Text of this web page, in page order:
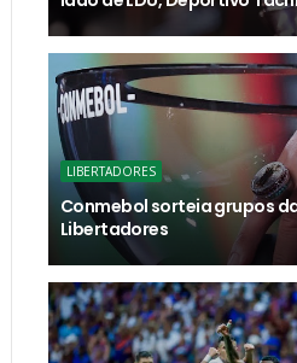
LIBERTADORES
Conmebol sorteia grupos
Libertadores